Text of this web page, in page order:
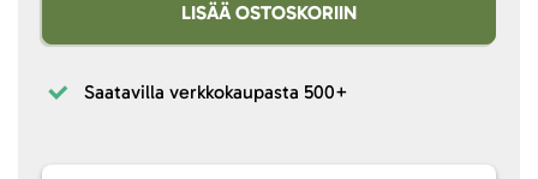
LISÄÄ OSTOSKORIIN
Saatavilla verkkokaupasta 500+